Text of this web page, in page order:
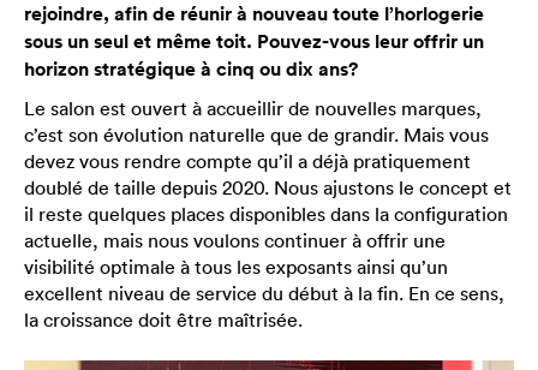
rejoindre, afin de réunir à nouveau toute l’horlogerie
sous un seul et même toit. Pouvez-vous leur offrir un
horizon stratégique à cinq ou dix ans?
Le salon est ouvert à accueillir de nouvelles marques,
c’est son évolution naturelle que de grandir. Mais vous
devez vous rendre compte qu’il a déjà pratiquement
doublé de taille depuis 2020. Nous ajustons le concept et
il reste quelques places disponibles dans la configuration
actuelle, mais nous voulons continuer à offrir une
visibilité optimale à tous les exposants ainsi qu’un
excellent niveau de service du début à la fin. En ce sens,
la croissance doit être maîtrisée.